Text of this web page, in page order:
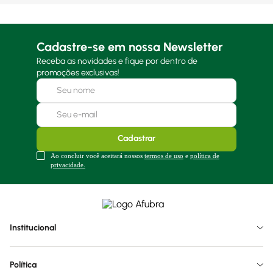
Cadastre-se em nossa Newsletter
Receba as novidades e fique por dentro de
promoções exclusivas!
Cadastrar
Ao concluir você aceitará nossos termos de uso e política de
privacidade.
Institucional
Política